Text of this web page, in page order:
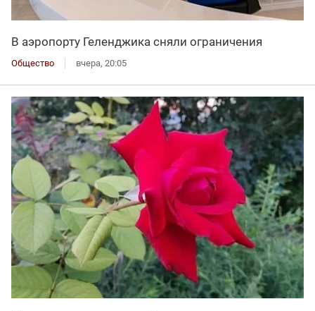
В аэропорту Геленджика сняли ограничения
Общество вчера, 20:05